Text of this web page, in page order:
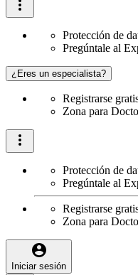
Protección de
Pregúntale al
¿Eres un especialista?
Registrarse
Zona para
Protección de
Pregúntale al
Registrarse
Zona para
Iniciar sesión